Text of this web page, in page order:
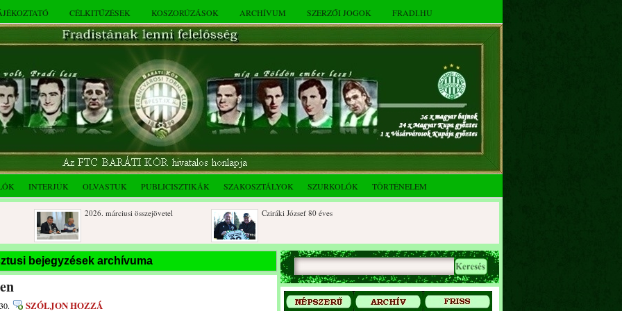
CÉLKITŰZÉSEK KOSZORÚZÁSOK ARCHÍVUM SZERZŐI JOGOK FRADI.HU
INTERJÚK OLVASTUK PUBLICISZTIKÁK SZAKOSZTÁLYOK SZURKOLÓK TÖRTÉNELEM
2026. márciusi összejövetel Cziráki József 80 éves
Rendkívüli közgyűlés és a 2025.
novemberi összejövetel
Dálnoki József 90 éves
bejegyzések archívuma
SZÓLJON HOZZÁ